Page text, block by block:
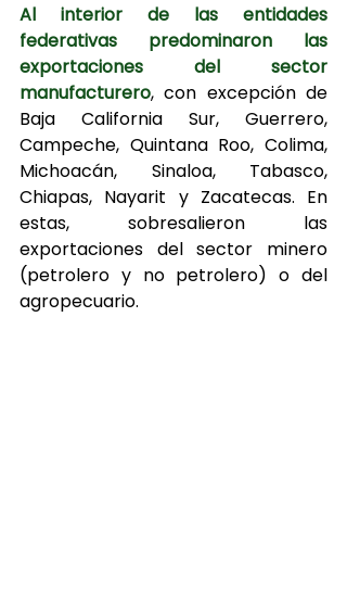
Al interior de las entidades
federativas predominaron las
exportaciones del sector
manufacturero, con excepción de
Baja California Sur, Guerrero,
Campeche, Quintana Roo, Colima,
Michoacán, Sinaloa, Tabasco,
Chiapas, Nayarit y Zacatecas. En
estas, sobresalieron las
exportaciones del sector minero
(petrolero y no petrolero) o del
agropecuario.